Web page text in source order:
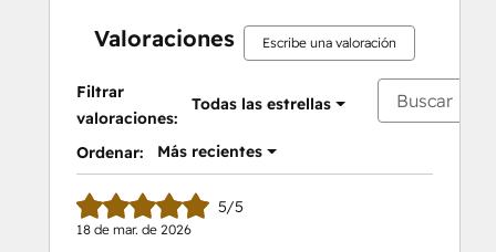
Valoraciones Escribe una valoración
Filtrar
valoraciones:
Todas las estrellas
Ordenar: Más recientes
5/5
18 de mar. de 2026